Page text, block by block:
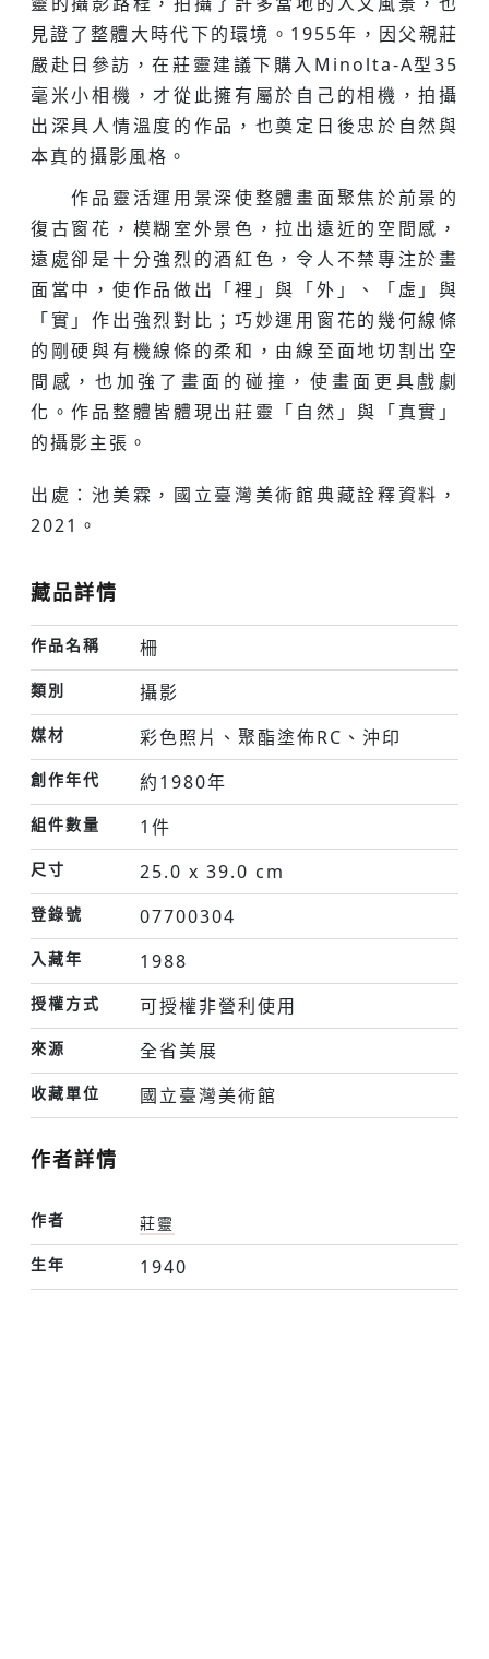
見證了整體大時代下的環境。1955年，因父親莊
嚴赴日參訪，在莊靈建議下購入Minolta-A型35
毫米小相機，才從此擁有屬於自己的相機，拍攝
出深具人情溫度的作品，也奠定日後忠於自然與
本真的攝影風格。
作品靈活運用景深使整體畫面聚焦於前景的
復古窗花，模糊室外景色，拉出遠近的空間感，
遠處卻是十分強烈的酒紅色，令人不禁專注於畫
面當中，使作品做出「裡」與「外」、「虛」與
「實」作出強烈對比；巧妙運用窗花的幾何線條
的剛硬與有機線條的柔和，由線至面地切割出空
間感，也加強了畫面的碰撞，使畫面更具戲劇
化。作品整體皆體現出莊靈「自然」與「真實」
的攝影主張。
出處：池美霖，國立臺灣美術館典藏詮釋資料，
2021。
藏品詳情
作品名稱 柵
類別 攝影
媒材 彩色照片、聚酯塗佈RC、沖印
創作年代 約1980年
組件數量 1件
尺寸 25.0 x 39.0 cm
登錄號 07700304
入藏年 1988
授權方式 可授權非營利使用
來源 全省美展
收藏單位 國立臺灣美術館
作者詳情
作者
莊靈
生年
1940